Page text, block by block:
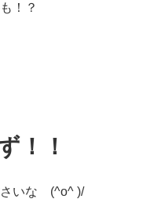
！？
！！
いな (^o^ )/